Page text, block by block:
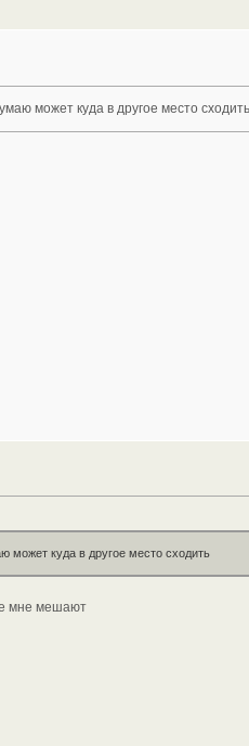
может куда в другое место сходить
может куда в другое место сходить
мне мешают